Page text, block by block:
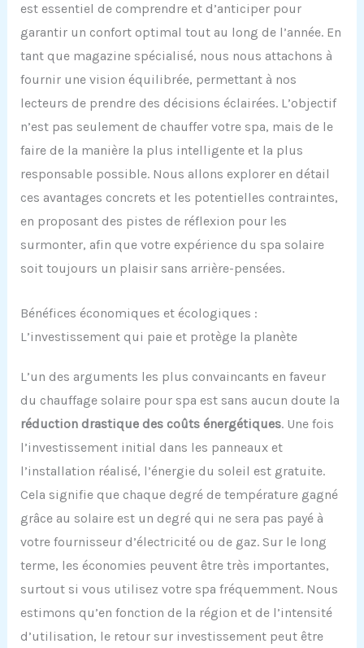
est essentiel de comprendre et d’anticiper pour
garantir un confort optimal tout au long de l’année. En
tant que magazine spécialisé, nous nous attachons à
fournir une vision équilibrée, permettant à nos
lecteurs de prendre des décisions éclairées. L’objectif
n’est pas seulement de chauffer votre spa, mais de le
faire de la manière la plus intelligente et la plus
responsable possible. Nous allons explorer en détail
ces avantages concrets et les potentielles contraintes,
en proposant des pistes de réflexion pour les
surmonter, afin que votre expérience du spa solaire
soit toujours un plaisir sans arrière-pensées.
Bénéfices économiques et écologiques :
L’investissement qui paie et protège la planète
L’un des arguments les plus convaincants en faveur
du chauffage solaire pour spa est sans aucun doute la
réduction drastique des coûts énergétiques. Une fois
l’investissement initial dans les panneaux et
l’installation réalisé, l’énergie du soleil est gratuite.
Cela signifie que chaque degré de température gagné
grâce au solaire est un degré qui ne sera pas payé à
votre fournisseur d’électricité ou de gaz. Sur le long
terme, les économies peuvent être très importantes,
surtout si vous utilisez votre spa fréquemment. Nous
estimons qu’en fonction de la région et de l’intensité
d’utilisation, le retour sur investissement peut être